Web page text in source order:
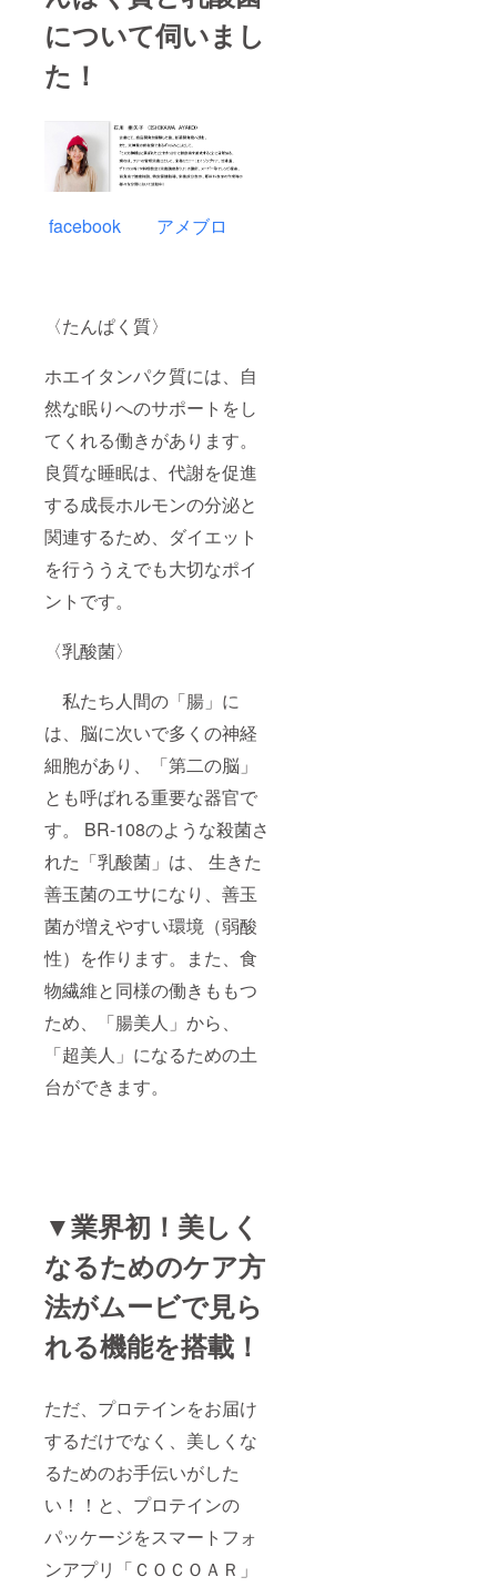
について伺いまし
た！
facebook アメブロ
〈たんぱく質〉
ホエイタンパク質には、自
然な眠りへのサポートをし
てくれる働きがあります。
良質な睡眠は、代謝を促進
する成長ホルモンの分泌と
関連するため、ダイエット
を行ううえでも大切なポイ
ントです。
〈乳酸菌〉
私たち人間の「腸」に
は、脳に次いで多くの神経
細胞があり、「第二の脳」
とも呼ばれる重要な器官で
す。 BR-108のような殺菌さ
れた「乳酸菌」は、 生きた
善玉菌のエサになり、善玉
菌が増えやすい環境（弱酸
性）を作ります。また、食
物繊維と同様の働きももつ
ため、「腸美人」から、
「超美人」になるための土
台ができます。
▼業界初！美しく
なるためのケア方
法がムービで見ら
れる機能を搭載！
ただ、プロテインをお届け
するだけでなく、美しくな
るためのお手伝いがした
い！！と、プロテインの
パッケージをスマートフォ
ンアプリ「ＣＯＣＯＡＲ」